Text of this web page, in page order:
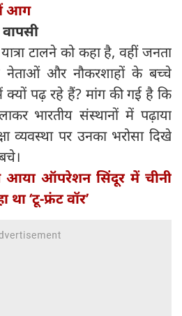
आग
टालने को कहा है, वहीं जनता
नेताओं और नौकरशाहों के बच्चे
पढ़ रहे हैं? मांग की गई है कि
भारतीय संस्थानों में पढ़ाया
व्यवस्था पर उनका भरोसा दिखे
आया ऑपरेशन सिंदूर में चीनी
‘टू-फ्रंट वॉर’